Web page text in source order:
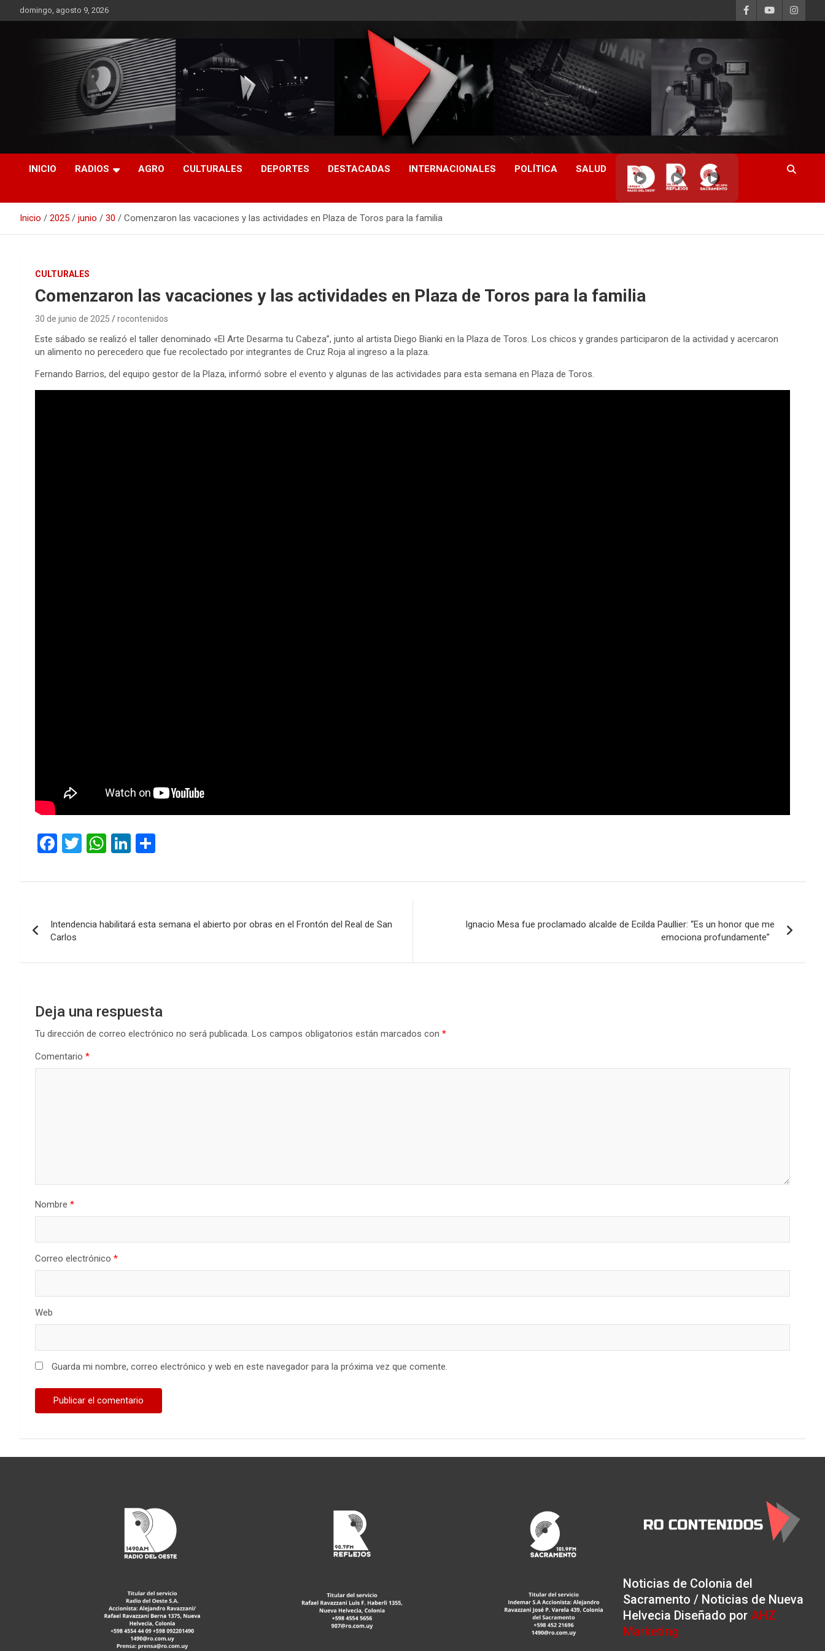
al
domingo, agosto 9, 2026
RO CONTENIDOS
INICIO RADIOS AGRO CULTURALES DEPORTES DESTACADAS INTERNACIONALES POLÍTICA SALUD
▶ ▶ ▶
Inicio 2025 junio 30 Comenzaron las vacaciones y las actividades en Plaza de Toros para la familia
CULTURALES
Comenzaron las vacaciones y las actividades en Plaza de Toros para la familia
30 de junio de 2025 rocontenidos
Este sábado se realizó el taller denominado «El Arte Desarma tu Cabeza”, junto al artista Diego Bianki en la Plaza de Toros. Los chicos y grandes participaron de la actividad y acercaron
un alimento no perecedero que fue recolectado por integrantes de Cruz Roja al ingreso a la plaza.
Fernando Barrios, del equipo gestor de la Plaza, informó sobre el evento y algunas de las actividades para esta semana en Plaza de Toros.
F
ce
o
o
k
T
tt
W
at
A
p
Li
ke
n
m
ar
de
entradas
Intendencia habilitará esta semana el abierto por obras en el Frontón del Real de San
Carlos
Ignacio Mesa fue proclamado alcalde de Ecilda Paullier: “Es un honor que me
emociona profundamente”
Deja una respuesta
Tu dirección de correo electrónico no será publicada. Los campos obligatorios están marcados con *
Comentario *
Nombre *
Correo electrónico *
Web
Guarda mi nombre, correo electrónico y web en este navegador para la próxima vez que comente.
Noticias de Colonia del
Sacramento / Noticias de Nueva
Helvecia Diseñado por AHZ
Marketing